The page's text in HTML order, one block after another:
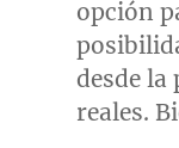
opción
desde la
reales.